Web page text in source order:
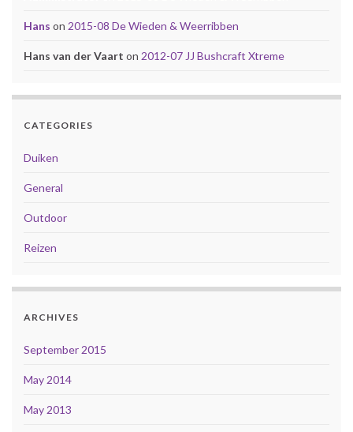
Hans on 2015-08 De Wieden & Weerribben
Hans van der Vaart on 2012-07 JJ Bushcraft Xtreme
CATEGORIES
Duiken
General
Outdoor
Reizen
ARCHIVES
September 2015
May 2014
May 2013